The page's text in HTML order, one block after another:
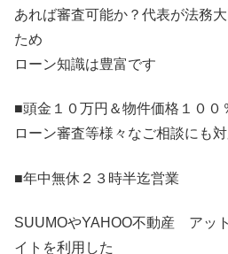
あれば審査可能か？代表が法務
ため
ローン知識は豊富です
■頭金１０万円＆物件価格１００
ローン審査等様々なご相談にも
■年中無休２３時半迄営業
SUUMOやYAHOO不動産 アッ
イトを利用した